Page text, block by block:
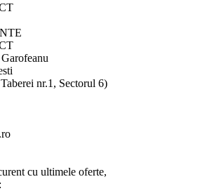
nr.1, Sectorul 6)
cu ultimele oferte,